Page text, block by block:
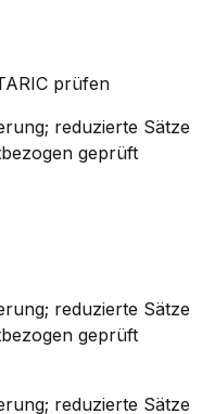
prüfen
reduzierte Sätze
geprüft
reduzierte Sätze
geprüft
reduzierte Sätze